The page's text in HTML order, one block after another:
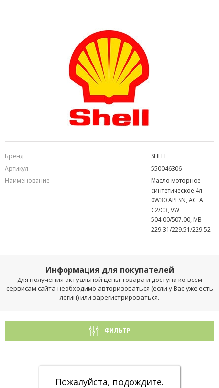
Бренд
SHELL
Артикул
550046306
Наименование
Масло моторное
синтетическое 4л -
0W30 API SN, ACEA
C2/C3, VW
504.00/507.00, MB
229.31/229.51/229.52
Информация для покупателей
Для получения актуальной цены товара и доступа ко всем
сервисам сайта необходимо авторизоваться (если у Вас уже есть
логин) или зарегистрироваться.
ФИЛЬТР
Пожалуйста, подождите.